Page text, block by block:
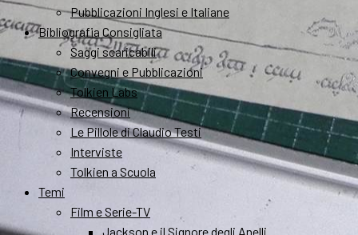
Pubblicazioni Inglesi e Italiane
Bibliografia Consigliata
Saggi scaricabili
Convegni e Pubblicazioni
Tolkien Labs
Recensioni
Le Pillole di Claudio Testi
Interviste
Tolkien a Scuola
Temi
Film e Serie-TV
Jackson e il Signore degli Anelli